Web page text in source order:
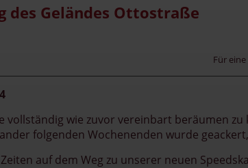
des Geländes Ottostraße
Für
vollständig wie zuvor vereinbart beräumen
folgenden Wochenenden wurde
auf dem Weg zu unserer neuen